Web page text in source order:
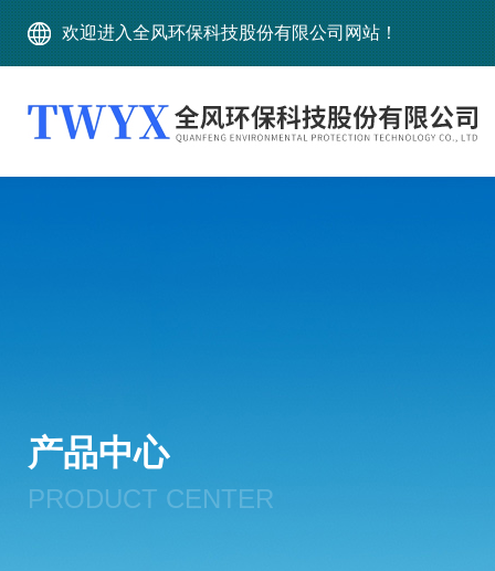
欢迎进入全风环保科技股份有限公司网站！
产品中心
PRODUCT CENTER